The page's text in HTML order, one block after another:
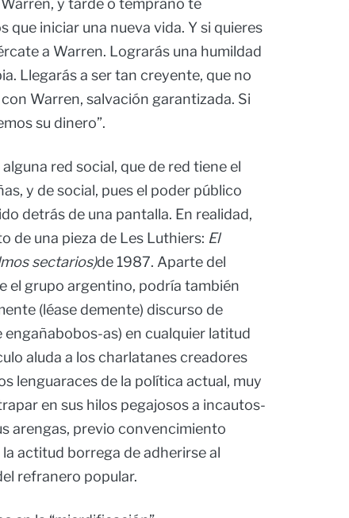
y tarde o temprano te
que iniciar una nueva vida. Y si quieres
a Warren. Lograrás una humildad
Llegarás a ser tan creyente, que no
Warren, salvación garantizada. Si
su dinero”.
alguna red social, que de red tiene el
y de social, pues el poder público
detrás de una pantalla. En realidad,
de una pieza de Les Luthiers: El
sectarios)de 1987. Aparte del
el grupo argentino, podría también
(léase demente) discurso de
as) en cualquier latitud
aluda a los charlatanes creadores
lenguaraces de la política actual, muy
en sus hilos pegajosos a incautos-
arengas, previo convencimiento
actitud borrega de adherirse al
refranero popular.